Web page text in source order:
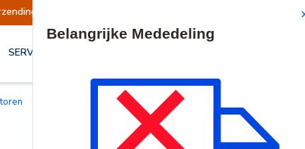
opgeschort Verzendingen
SERVICES & OPLOSSINGEN